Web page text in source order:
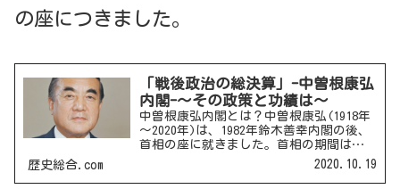
の座につきました。
「戦後政治の総決算」-中曽根康弘
内閣-～その政策と功績は～
中曽根康弘内閣とは？中曽根康弘(1918年
～2020年)は、1982年鈴木善幸内閣の後、
首相の座に就きました。首相の期間は
(1982年～1987年) です。「戦後政治の総
歴史総合.com 2020.10.19